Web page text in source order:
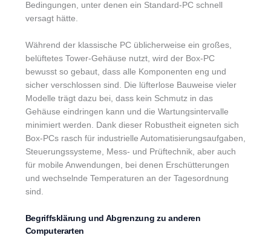
Bedingungen, unter denen ein Standard-PC schnell
versagt hätte.
Während der klassische PC üblicherweise ein großes,
belüftetes Tower-Gehäuse nutzt, wird der Box-PC
bewusst so gebaut, dass alle Komponenten eng und
sicher verschlossen sind. Die lüfterlose Bauweise vieler
Modelle trägt dazu bei, dass kein Schmutz in das
Gehäuse eindringen kann und die Wartungsintervalle
minimiert werden. Dank dieser Robustheit eigneten sich
Box-PCs rasch für industrielle Automatisierungsaufgaben,
Steuerungssysteme, Mess- und Prüftechnik, aber auch
für mobile Anwendungen, bei denen Erschütterungen
und wechselnde Temperaturen an der Tagesordnung
sind.
Begriffsklärung und Abgrenzung zu anderen
Computerarten